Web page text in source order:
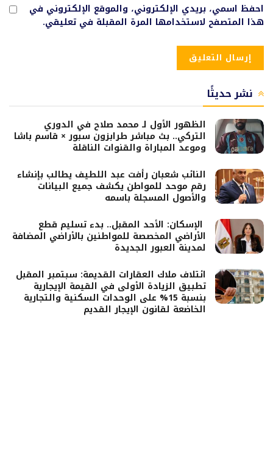
احفظ اسمي، بريدي الإلكتروني، والموقع الإلكتروني في
هذا المتصفح لاستخدامها المرة المقبلة في تعليقي.
نشر حديثًا
الظهور الأول لـ محمد صلاح في الدوري
التركي.. بث مباشر طرابزون سبور × قاسم باشا
وموعد المباراة والقنوات الناقلة
النائب شعبان رأفت عبد اللطيف يطالب بإنشاء
رقم موحد للمواطن يكشف جميع البيانات
والأصول المسجلة باسمه
الإسكان: الأحد المقبل.. بدء تسليم قطع
الأراضي المخصصة للمواطنين بالأراضي المضافة
لمدينة العبور الجديدة
ائتلاف ملاك العقارات القديمة: سبتمبر المقبل
تطبيق الزيادة الأولى في القيمة الإيجارية
بنسبة 15% على الوحدات السكنية والتجارية
الخاضعة لقانون الإيجار القديم